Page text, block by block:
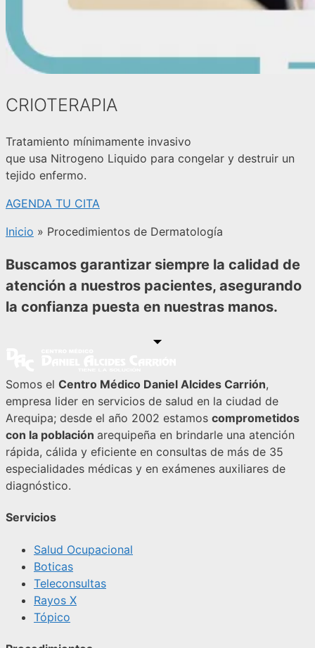
CRIOTERAPIA
Tratamiento mínimamente invasivo
que usa Nitrogeno Liquido para congelar y destruir un
tejido enfermo.
AGENDA TU CITA
Inicio » Procedimientos de Dermatología
Buscamos garantizar siempre la calidad de
atención a nuestros pacientes, asegurando
la confianza puesta en nuestras manos.
Somos el Centro Médico Daniel Alcides Carrión,
empresa lider en servicios de salud en la ciudad de
Arequipa; desde el año 2002 estamos comprometidos
con la población arequipeña en brindarle una atención
rápida, cálida y eficiente en consultas de más de 35
especialidades médicas y en exámenes auxiliares de
diagnóstico.
Servicios
Salud Ocupacional
Boticas
Teleconsultas
Rayos X
Tópico